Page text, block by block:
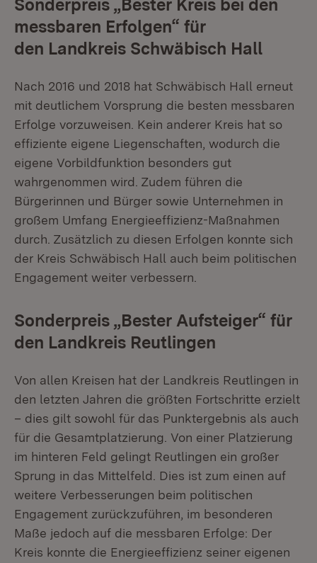
Sonderpreis „Bester Kreis bei den
messbaren Erfolgen“ für
den Landkreis Schwäbisch Hall
Nach 2016 und 2018 hat Schwäbisch Hall erneut
mit deutlichem Vorsprung die besten messbaren
Erfolge vorzuweisen. Kein anderer Kreis hat so
effiziente eigene Liegenschaften, wodurch die
eigene Vorbildfunktion besonders gut
wahrgenommen wird. Zudem führen die
Bürgerinnen und Bürger sowie Unternehmen in
großem Umfang Energieeffizienz-Maßnahmen
durch. Zusätzlich zu diesen Erfolgen konnte sich
der Kreis Schwäbisch Hall auch beim politischen
Engagement weiter verbessern.
Sonderpreis „Bester Aufsteiger“ für
den Landkreis Reutlingen
Von allen Kreisen hat der Landkreis Reutlingen in
den letzten Jahren die größten Fortschritte erzielt
– dies gilt sowohl für das Punktergebnis als auch
für die Gesamtplatzierung. Von einer Platzierung
im hinteren Feld gelingt Reutlingen ein großer
Sprung in das Mittelfeld. Dies ist zum einen auf
weitere Verbesserungen beim politischen
Engagement zurückzuführen, im besonderen
Maße jedoch auf die messbaren Erfolge: Der
Kreis konnte die Energieeffizienz seiner eigenen